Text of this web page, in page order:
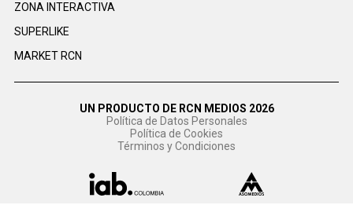
ZONA INTERACTIVA
SUPERLIKE
MARKET RCN
UN PRODUCTO DE RCN MEDIOS 2026
Política de Datos Personales
Política de Cookies
Términos y Condiciones